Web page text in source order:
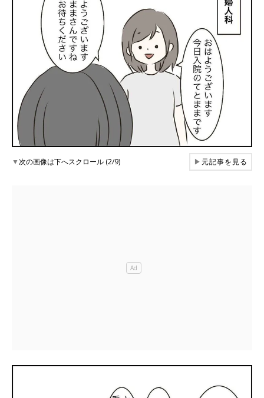
▼次の画像は下へスクロール (2/9) ▶元記事を見る